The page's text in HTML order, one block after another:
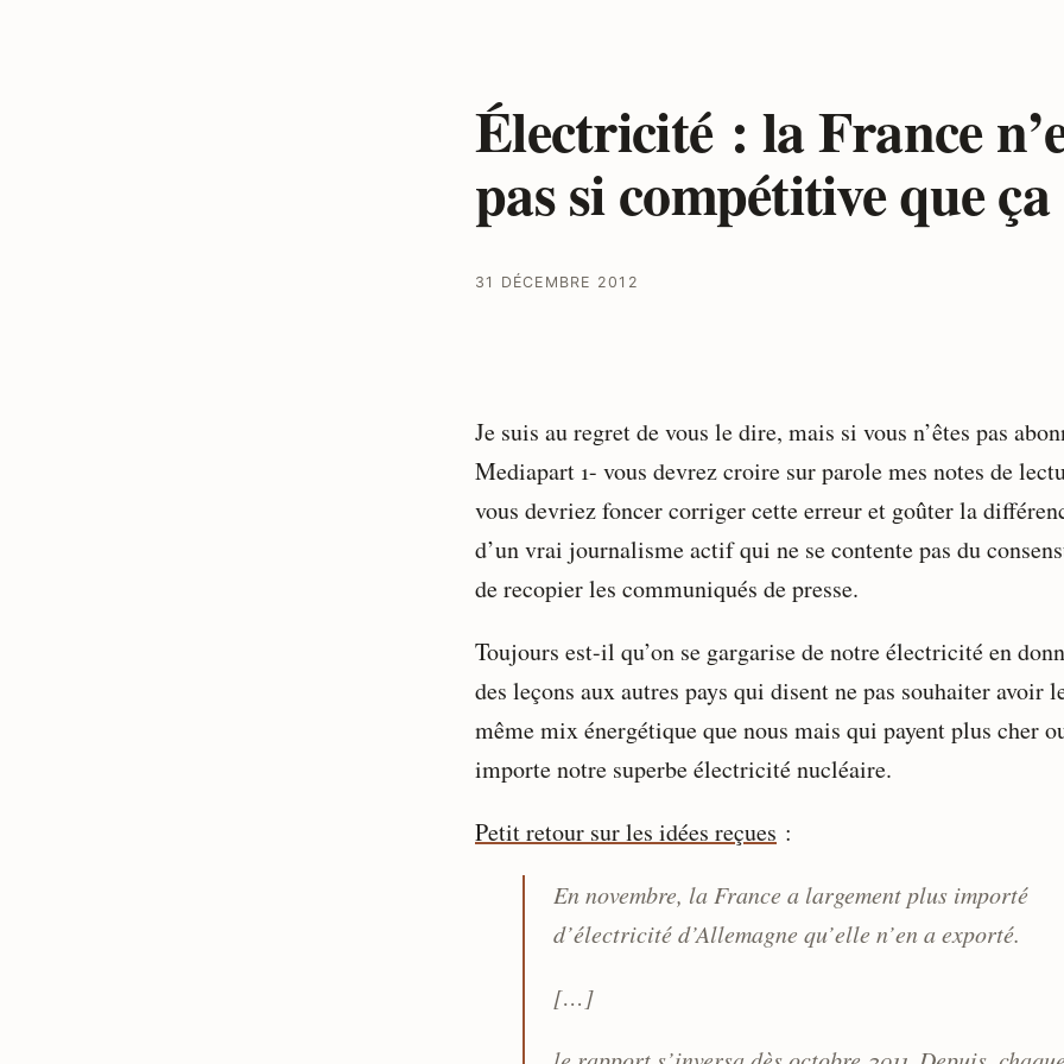
Électricité : la France
pas si compétitive que ça
31 DÉCEMBRE 2012
Je suis au regret de vous le dire, mais si vous n’êtes pas
Mediapart 1- vous devrez croire sur parole mes notes de
vous devriez foncer corriger cette erreur et goûter la
d’un vrai journalisme actif qui ne se contente pas du
de recopier les communiqués de presse.
Toujours est-il qu’on se gargarise de notre électricité en
des leçons aux autres pays qui disent ne pas souhaiter avoir
même mix énergétique que nous mais qui payent plus cher
importe notre superbe électricité nucléaire.
Petit retour sur les idées reçues :
En novembre, la France a largement plus importé
d’électricité d’Allemagne qu’elle n’en a exporté.
[…]